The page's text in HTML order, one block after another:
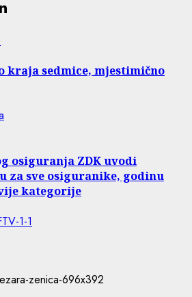
kraja sedmice, mjestimično
osiguranja ZDK uvodi
za sve osiguranike, godinu
kategorije